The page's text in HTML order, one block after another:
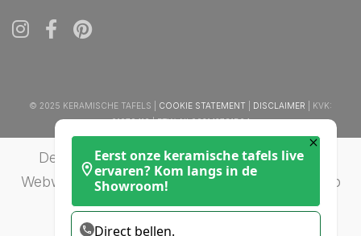
© 2025 KERAMISCHE TAFELS | COOKIE STATEMENT DISCLAIMER | KVK:
61070416 | BTW: NL002142731B64
De waardering van keramischetafels.nl bij
WebwinkelKeur Reviews
is 9.7/10 gebaseerd op
407 reviews.
Eerst onze keramische tafels live
ervaren? Kom langs in de
Showroom!
Direct bellen.